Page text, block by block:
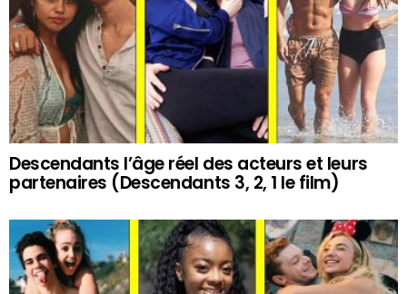
Descendants l’âge réel des acteurs et leurs
partenaires (Descendants 3, 2, 1 le film)